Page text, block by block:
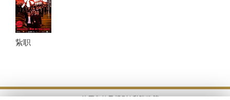
紥职